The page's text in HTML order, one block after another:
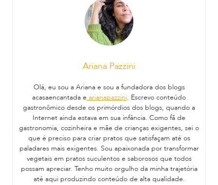
Ariana Pazzini
Olá, eu sou a Ariana e sou a fundadora dos blogs
acasaencantada e arianapazzini. Escrevo conteúdo
gastronômico desde os primórdios dos blogs, quando a
Internet ainda estava em sua infância. Como fã de
gastronomia, cozinheira e mãe de crianças exigentes, sei o
que é preciso para criar pratos que satisfaçam até os
paladares mais exigentes. Sou apaixonada por transformar
vegetais em pratos suculentos e saborosos que todos
possam apreciar. Tenho muito orgulho da minha trajetória
até aqui produzindo conteúdo de alta qualidade.